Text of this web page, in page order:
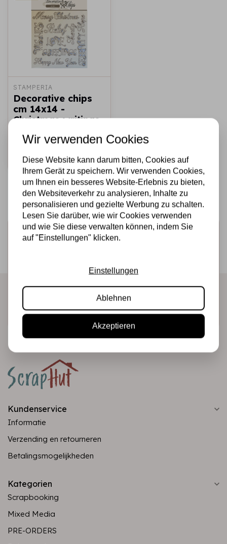
STAMPERIA
Decorative chips
cm 14x14 -
Christmas writings
€2,50 €1,50 Auf Lager
Schnell
hinzufügen
Melden Sie sich für den Newsletter an
Abonnieren
Kundenservice
Informatie
Verzending en retourneren
Betalingsmogelijkheden
Kategorien
Scrapbooking
Mixed Media
PRE-ORDERS
Wir verwenden Cookies
Diese Website kann darum bitten, Cookies auf
Ihrem Gerät zu speichern. Wir verwenden Cookies,
um Ihnen ein besseres Website-Erlebnis zu bieten,
den Websiteverkehr zu analysieren, Inhalte zu
personalisieren und gezielte Werbung zu schalten.
Lesen Sie darüber, wie wir Cookies verwenden
und wie Sie diese verwalten können, indem Sie
auf "Einstellungen" klicken.
Einstellungen
Ablehnen
Akzeptieren